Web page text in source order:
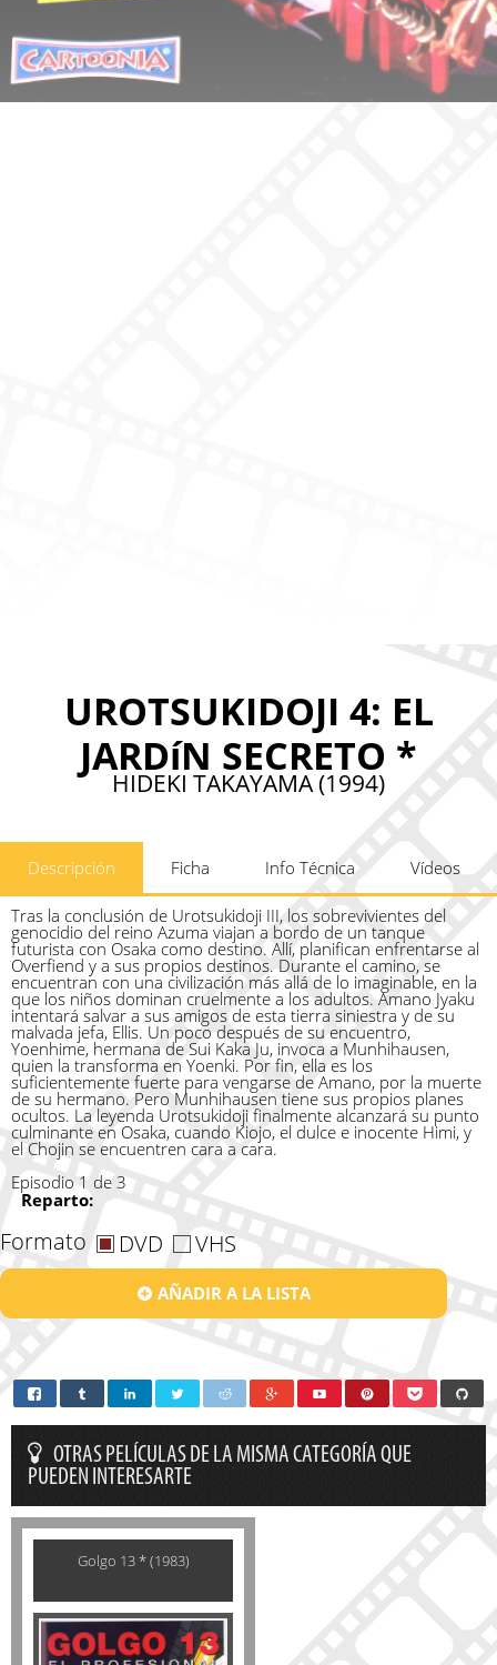
UROTSUKIDOJI 4: EL
JARDí­N SECRETO *
HIDEKI TAKAYAMA (1994)
Descripción Ficha Info Técnica Vídeos
Tras la conclusión de Urotsukidoji III, los sobrevivientes del
genocidio del reino Azuma viajan a bordo de un tanque
futurista con Osaka como destino. Allí, planifican enfrentarse al
Overfiend y a sus propios destinos. Durante el camino, se
encuentran con una civilización más allá de lo imaginable, en la
que los niños dominan cruelmente a los adultos. Amano Jyaku
intentará salvar a sus amigos de esta tierra siniestra y de su
malvada jefa, Ellis. Un poco después de su encuentro,
Yoenhime, hermana de Sui Kaka Ju, invoca a Munhihausen,
quien la transforma en Yoenki. Por fin, ella es los
suficientemente fuerte para vengarse de Amano, por la muerte
de su hermano. Pero Munhihausen tiene sus propios planes
ocultos. La leyenda Urotsukidoji finalmente alcanzará su punto
culminante en Osaka, cuando Kiojo, el dulce e inocente Himi, y
el Chojin se encuentren cara a cara.
Episodio 1 de 3
Reparto:
Formato DVD VHS
AÑADIR A LA LISTA
OTRAS PELÍCULAS DE LA MISMA CATEGORÍA QUE
PUEDEN INTERESARTE
Golgo 13 * (1983)